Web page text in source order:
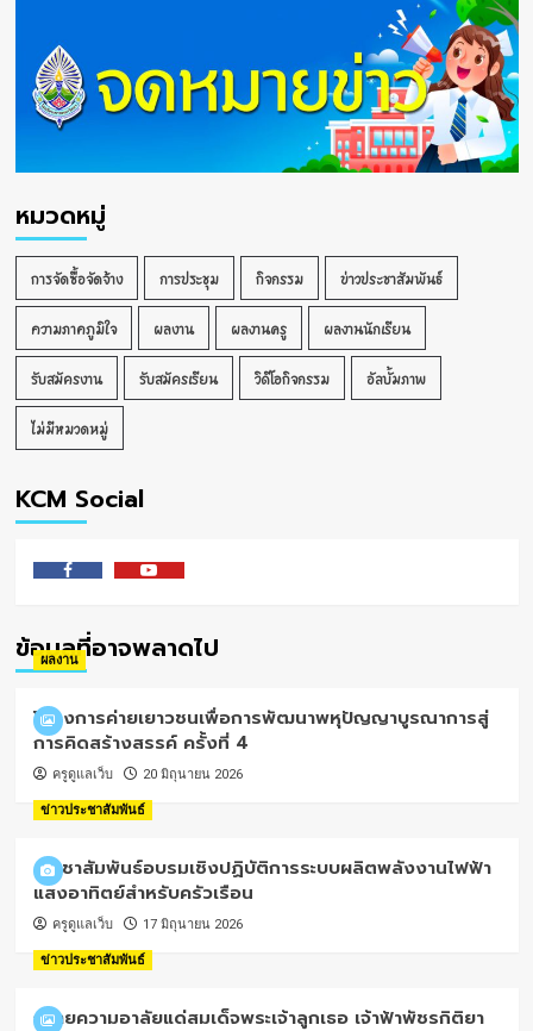
หมวดหมู่
การจัดซื้อจัดจ้าง การประชุม กิจกรรม ข่าวประชาสัมพันธ์
ความภาคภูมิใจ ผลงาน ผลงานครู ผลงานนักเรียน
รับสมัครงาน รับสมัครเรียน วิดีโอกิจกรรม อัลบั้มภาพ
ไม่มีหมวดหมู่
KCM Social
ข้อมูลที่อาจพลาดไป
ผลงาน
โครงการค่ายเยาวชนเพื่อการพัฒนาพหุปัญญาบูรณาการสู่
การคิดสร้างสรรค์ ครั้งที่ 4
ครูดูแลเว็บ 20 มิถุนายน 2026
ข่าวประชาสัมพันธ์
ประชาสัมพันธ์อบรมเชิงปฏิบัติการระบบผลิตพลังงานไฟฟ้า
แสงอาทิตย์สำหรับครัวเรือน
ครูดูแลเว็บ 17 มิถุนายน 2026
ข่าวประชาสัมพันธ์
ถวายความอาลัยแด่สมเด็จพระเจ้าลูกเธอ เจ้าฟ้าพัชรกิติยา